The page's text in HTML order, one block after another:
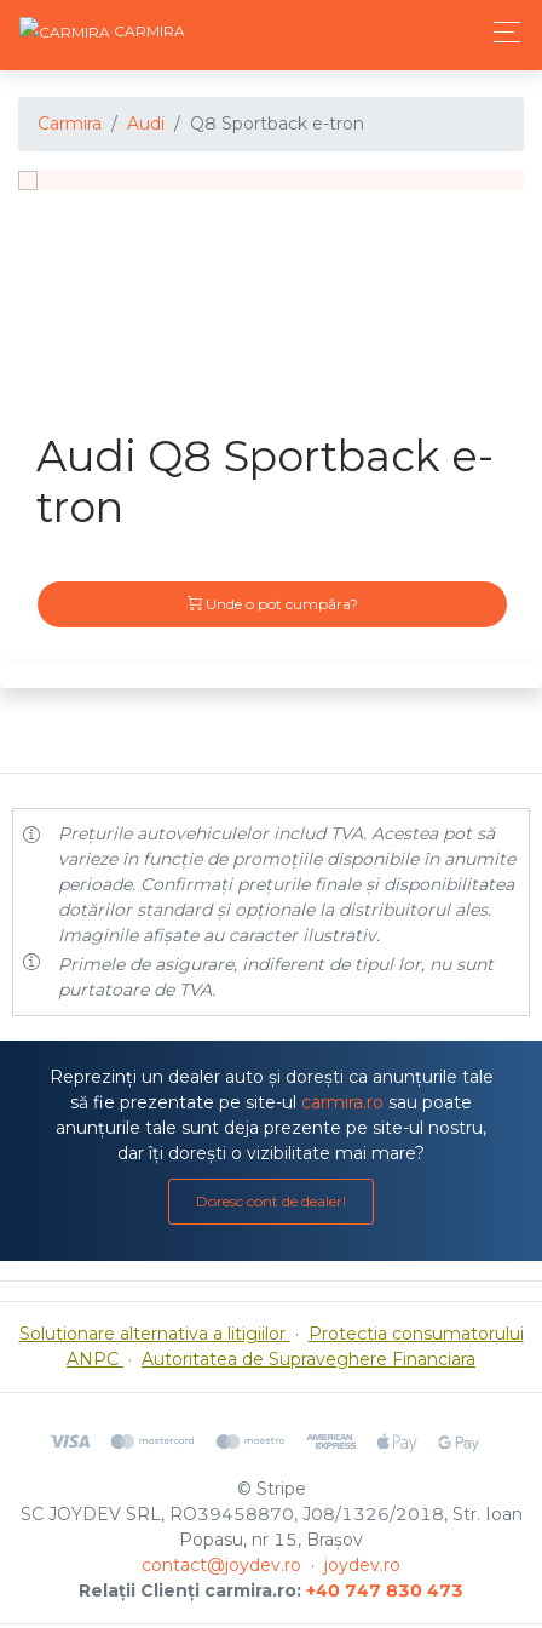
CARMIRA
Carmira Audi Q8 Sportback e-tron
Audi Q8 Sportback e-
tron
Unde o pot cumpăra?
Prețurile autovehiculelor includ TVA. Acestea pot să
varieze în funcție de promoțiile disponibile în anumite
perioade. Confirmați prețurile finale și disponibilitatea
dotărilor standard și opționale la distribuitorul ales.
Imaginile afișate au caracter ilustrativ.
Primele de asigurare, indiferent de tipul lor, nu sunt
purtatoare de TVA.
Reprezinți un dealer auto și dorești ca anunțurile tale
să fie prezentate pe site-ul carmira.ro sau poate
anunțurile tale sunt deja prezente pe site-ul nostru,
dar îți dorești o vizibilitate mai mare?
Doresc cont de dealer!
Solutionare alternativa a litigiilor · Protectia consumatorului
ANPC · Autoritatea de Supraveghere Financiara
© Stripe
SC JOYDEV SRL, RO39458870, J08/1326/2018, Str. Ioan
Popasu, nr 15, Brașov
contact@joydev.ro · joydev.ro
Relații Clienți carmira.ro: +40 747 830 473